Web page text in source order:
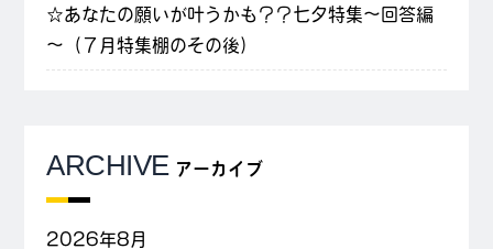
☆あなたの願いが叶うかも？？七夕特集～回答編
～（７月特集棚のその後）
ARCHIVE アーカイブ
2026年8月